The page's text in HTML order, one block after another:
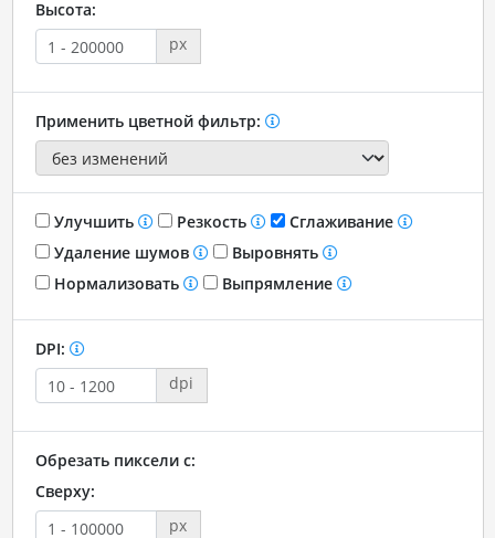
Высота:
px
Применить цветной фильтр:
Улучшить Резкость
Сглаживание
Удаление шумов
Выровнять
Нормализовать
Выпрямление
DPI:
dpi
Обрезать пиксели с:
Сверху:
px